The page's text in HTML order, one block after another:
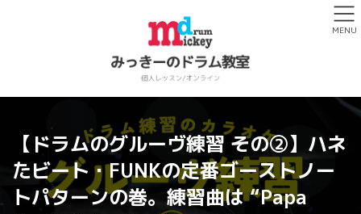
【ドラムのグルーヴ練習 その②】ハネ
たビート・FUNKの定番ゴーストノー
トパターンの巻。練習曲は “Papa
MENU